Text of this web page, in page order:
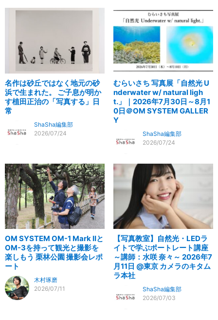
名作は砂丘ではなく地元の砂
浜で生まれた。 ご子息が明か
す植田正治の「写真する」日
常
ShaSha編集部
2026/07/24
むらいさち 写真展「自然光 U
nderwater w/ natural ligh
t.」｜2026年7月30日～8月1
0日＠OM SYSTEM GALLER
Y
ShaSha編集部
2026/07/24
OM SYSTEM OM-1 Mark IIと
OM-3を持って観光と撮影を
楽しもう 栗林公園 撮影会レポ
ート
木村琢磨
2026/07/11
【写真教室】自然光・LEDラ
イトで学ぶポートレート講座
～講師：水咲 奈々～ 2026年7
月11日 @東京 カメラのキタム
ラ本社
ShaSha編集部
2026/07/03